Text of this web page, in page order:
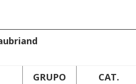
GRUPO CAT.